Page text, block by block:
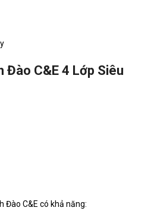
Đào C&E 4 Lớp Siêu
Đào C&E có khả năng: